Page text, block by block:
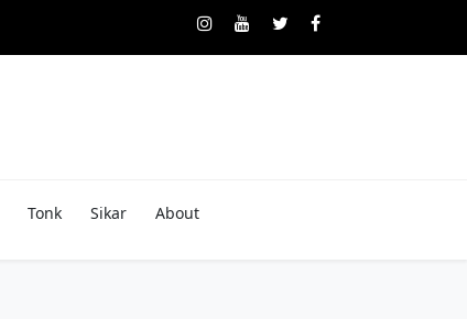
Tonk Sikar About